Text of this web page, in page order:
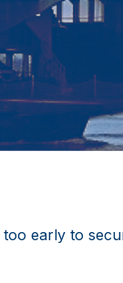
too early to